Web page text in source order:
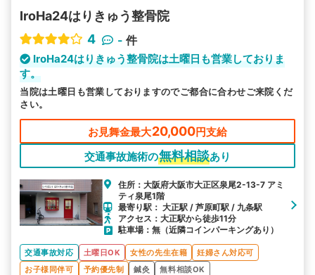
IroHa24はりきゅう整骨院
4
- 件
IroHa24はりきゅう整骨院は土曜日も営業しておりま
す。
当院は土曜日も営業しておりますのでご都合に合わせご来院くだ
さい。
お見舞金最大20,000円支給
交通事故施術の無料相談あり
住所：大阪府大阪市大正区泉尾2-13-7 アミ
ティ泉尾1階
最寄り駅： 大正駅 / 芦原町駅 / 九条駅
アクセス：大正駅から徒歩11分
駐車場：無（近隣コインパーキングあり）
交通事故対応 土曜日OK 女性の先生在籍
妊婦さん対応可
お子様同伴可
予約優先制 鍼灸 無料相談OK